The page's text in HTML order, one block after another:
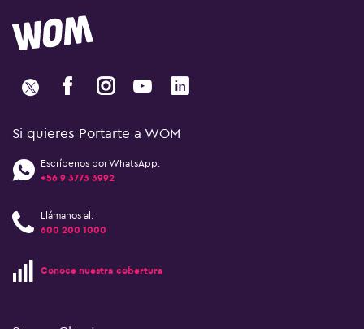
Si quieres Portarte a WOM
Escríbenos por WhatsApp:
+56 9 3773 3992
Llámanos al:
600 200 1000
Conoce nuestra cobertura